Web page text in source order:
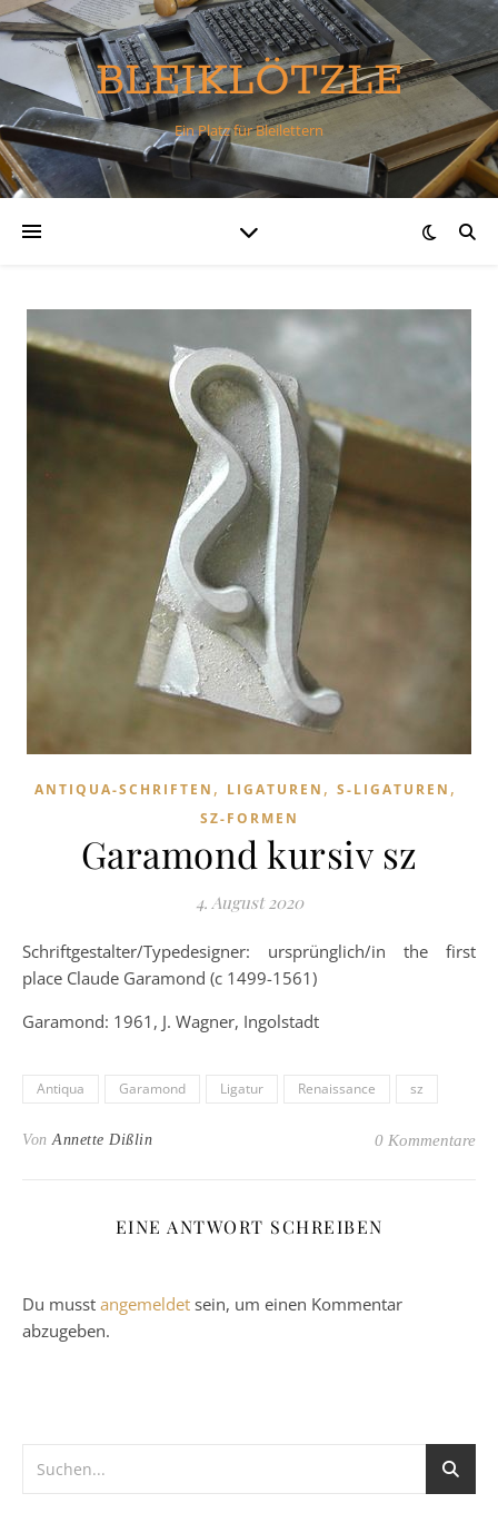
BLEIKLÖTZLE
Ein Platz für Bleilettern
ANTIQUA-SCHRIFTEN , LIGATUREN , S-LIGATUREN ,
SZ-FORMEN
Garamond kursiv sz
4. August 2020
Schriftgestalter/Typedesigner: ursprünglich/in the first
place Claude Garamond (c 1499-1561)
Garamond: 1961, J. Wagner, Ingolstadt
Antiqua Garamond Ligatur Renaissance sz
VonAnnette Dißlin 0 Kommentare
EINE ANTWORT SCHREIBEN
Du musst angemeldet sein, um einen Kommentar
abzugeben.